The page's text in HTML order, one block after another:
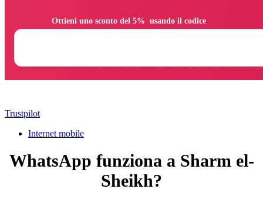
Trustpilot
Internet mobile
WhatsApp funziona a Sharm el-
Sheikh?